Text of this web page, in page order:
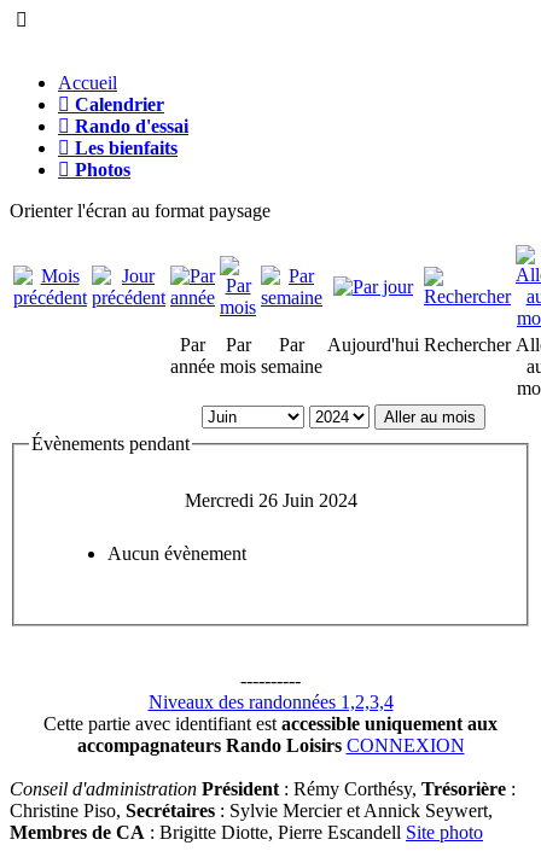
Accueil
Calendrier
Rando d'essai
Les bienfaits
Photos
Orienter l'écran au format paysage
Par
année
Par
mois
Par
semaine
Aujourd'hui Rechercher
Aller au mois
Évènements pendant
Mercredi 26 Juin 2024
Aucun évènement
----------
Niveaux des randonnées 1,2,3,4
Cette partie avec identifiant est accessible uniquement aux
accompagnateurs Rando Loisirs CONNEXION
Conseil d'administration Président : Rémy Corthésy, Trésorière :
Christine Piso, Secrétaires : Sylvie Mercier et Annick Seywert,
Membres de CA : Brigitte Diotte, Pierre Escandell Site photo